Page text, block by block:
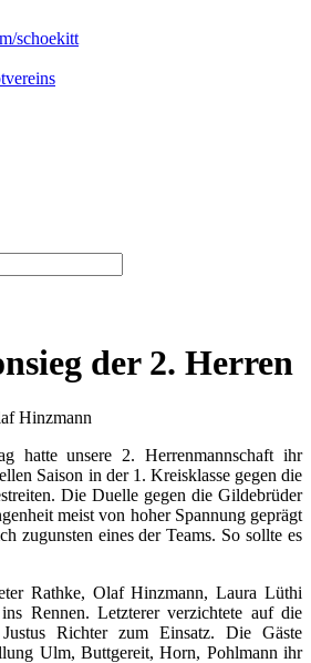
schoekitt
der 2. Herren
Hinzmann
hatte unsere 2. Herrenmannschaft ihr
Saison in der 1. Kreisklasse gegen die
Die Duelle gegen die Gildebrüder
meist von hoher Spannung geprägt
zugunsten eines der Teams. So sollte es
Rathke, Olaf Hinzmann, Laura Lüthi
Rennen. Letzterer verzichtete auf die
Richter zum Einsatz. Die Gäste
Ulm, Buttgereit, Horn, Pohlmann ihr